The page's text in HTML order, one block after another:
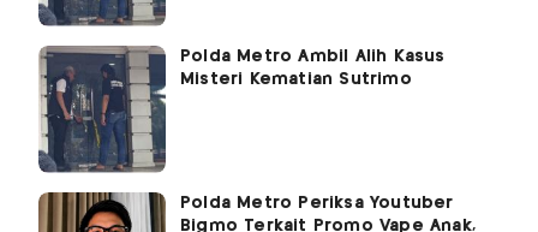
Polda Metro Ambil Alih Kasus
Misteri Kematian Sutrimo
Polda Metro Periksa Youtuber
Bigmo Terkait Promo Vape Anak,